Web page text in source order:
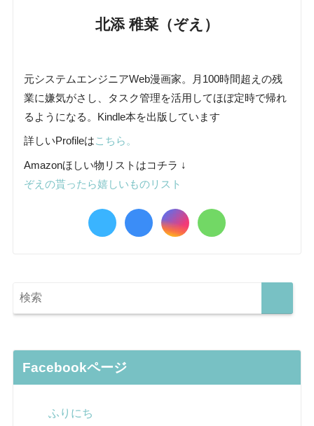
北添 稚菜（ぞえ）
元システムエンジニアWeb漫画家。月100時間超えの残
業に嫌気がさし、タスク管理を活用してほぼ定時で帰れ
るようになる。Kindle本を出版しています
詳しいProfileはこちら。
Amazonほしい物リストはコチラ ↓
ぞえの貰ったら嬉しいものリスト
Facebookページ
ふりにち